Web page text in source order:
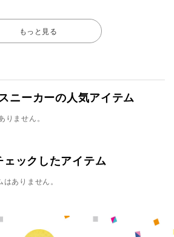
もっと見る
ニーカーの人気アイテム
りません。
ェックしたアイテム
ありません。